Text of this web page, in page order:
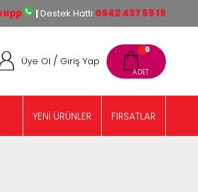
|Destek Hattı 0542 437 69 19
0
Üye Ol / Giriş Yap
FIRSATLAR
YENİ ÜRÜNLER